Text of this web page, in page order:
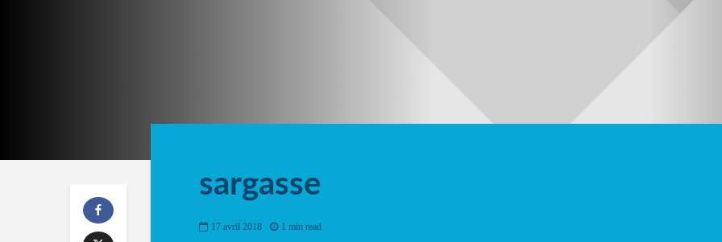
sargasse
17 avril 2018 1 min read